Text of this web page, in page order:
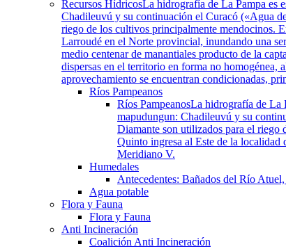
Recursos HídricosLa hidrografía de La Pampa es
Chadileuvú y su continuación el Curacó («Agua
riego de los cultivos principalmente mendocinos.
Larroudé en el Norte provincial, inundando una
medio centenar de manantiales producto de la
dispersas en el territorio en forma no homogénea,
aprovechamiento se encuentran condicionadas,
Ríos Pampeanos
Ríos PampeanosLa hidrografía de La
mapudungun: Chadileuvú y su
Diamante son utilizados para el
Quinto ingresa al Este de la
Meridiano V.
Humedales
Antecedentes: Bañados del Río
Agua potable
Flora y Fauna
Flora y Fauna
Anti Incineración
Coalición Anti Incineración